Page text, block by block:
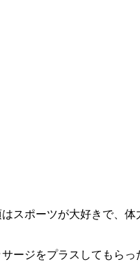
スポーツが大好きで、
ージをプラスしてもら